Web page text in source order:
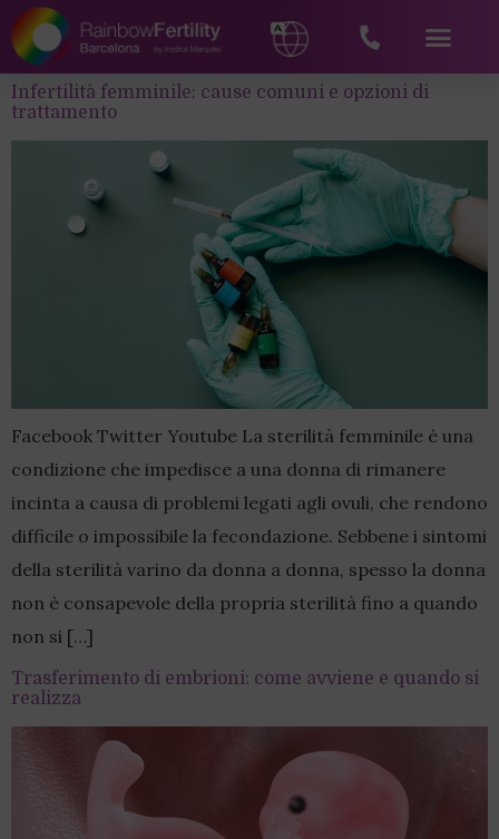
Infertilità femminile: cause comuni e opzioni di
trattamento
Facebook Twitter Youtube La sterilità femminile è una
condizione che impedisce a una donna di rimanere
incinta a causa di problemi legati agli ovuli, che rendono
difficile o impossibile la fecondazione. Sebbene i sintomi
della sterilità varino da donna a donna, spesso la donna
non è consapevole della propria sterilità fino a quando
non si […]
Trasferimento di embrioni: come avviene e quando si
realizza